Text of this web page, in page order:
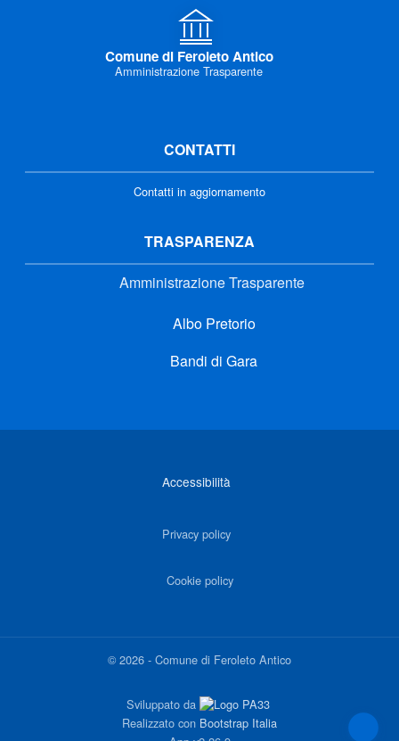
Comune di Feroleto Antico
Amministrazione Trasparente
CONTATTI
Contatti in aggiornamento
TRASPARENZA
Amministrazione Trasparente
Albo Pretorio
Bandi di Gara
Accessibilità
Privacy policy
Cookie policy
©2026 - Comune di Feroleto Antico
Sviluppato da
Realizzato con Bootstrap Italia